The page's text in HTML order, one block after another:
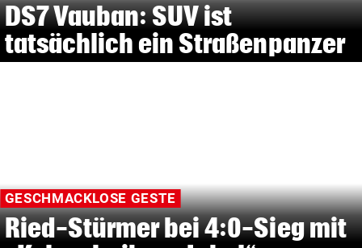
DS7 Vauban: SUV ist
tatsächlich ein Straßenpanzer
GESCHMACKLOSE GESTE
Ried-Stürmer bei 4:0-Sieg mit